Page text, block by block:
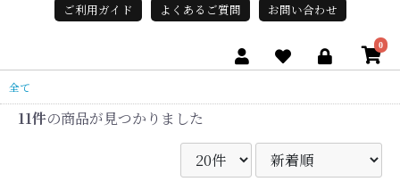
ご利用ガイド よくあるご質問 お問い合わせ
0
全て
11件の商品が見つかりました